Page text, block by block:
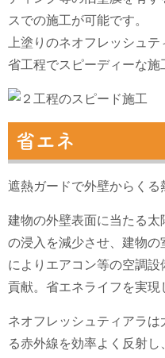
スでの施工が可能です。
上塗りのネオフレッシュテ
省工程でスピーディーな施
省エネ
遮熱ガードで外壁からくる
建物の外壁表面に当たる
の浸入を減少させ、建物
によりエアコン等の空調
貢献。省エネライフを実現
ネオフレッシュティアラ
る赤外線を効率よく反射